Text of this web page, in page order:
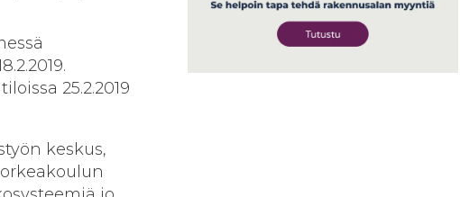
25.2.2019
keskus,